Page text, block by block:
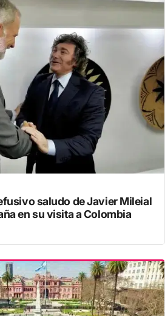
saludo de Javier Mileial
en su visita a Colombia